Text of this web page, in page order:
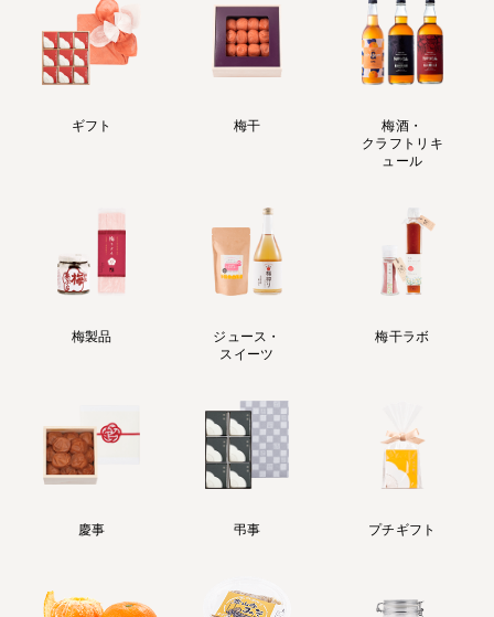
ギフト 梅干
梅酒・
クラフトリキ
ュール
梅製品
ジュース・
スイーツ
梅干ラボ
慶事 弔事 プチギフト